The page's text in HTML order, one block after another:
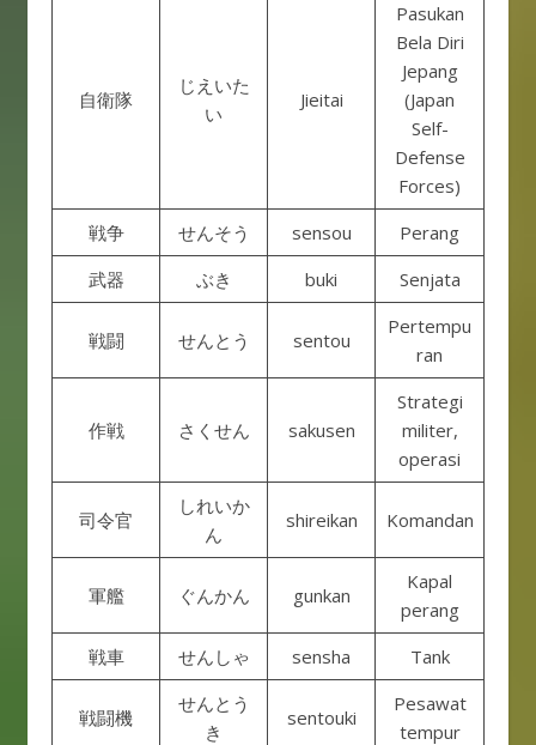
自衛隊
じえいた
い
Jieitai
Pasukan
Bela Diri
Jepang
(Japan
Self-
Defense
Forces)
戦争
せんそう sensou
Perang
武器
ぶき buki Senjata
戦闘 せんとう sentou
Pertempu
ran
作戦 さくせん sakusen
Strategi
militer,
operasi
司令官
しれいか
ん
shireikan Komandan
軍艦 ぐんかん gunkan
Kapal
perang
戦車
せんしゃ sensha Tank
戦闘機
せんとう
き
sentouki
Pesawat
tempur